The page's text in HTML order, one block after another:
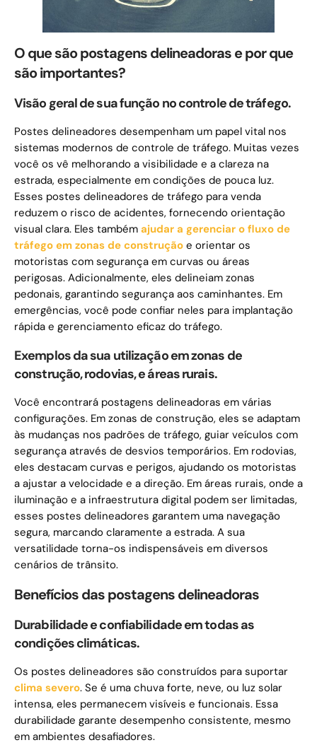
O que são postagens delineadoras e por que
são importantes?
Visão geral de sua função no controle de tráfego.
Postes delineadores desempenham um papel vital nos
sistemas modernos de controle de tráfego. Muitas vezes
você os vê melhorando a visibilidade e a clareza na
estrada, especialmente em condições de pouca luz.
Esses postes delineadores de tráfego para venda
reduzem o risco de acidentes, fornecendo orientação
visual clara. Eles também ajudar a gerenciar o fluxo de
tráfego em zonas de construção e orientar os
motoristas com segurança em curvas ou áreas
perigosas. Adicionalmente, eles delineiam zonas
pedonais, garantindo segurança aos caminhantes. Em
emergências, você pode confiar neles para implantação
rápida e gerenciamento eficaz do tráfego.
Exemplos da sua utilização em zonas de
construção, rodovias, e áreas rurais.
Você encontrará postagens delineadoras em várias
configurações. Em zonas de construção, eles se adaptam
às mudanças nos padrões de tráfego, guiar veículos com
segurança através de desvios temporários. Em rodovias,
eles destacam curvas e perigos, ajudando os motoristas
a ajustar a velocidade e a direção. Em áreas rurais, onde a
iluminação e a infraestrutura digital podem ser limitadas,
esses postes delineadores garantem uma navegação
segura, marcando claramente a estrada. A sua
versatilidade torna-os indispensáveis ​​em diversos
cenários de trânsito.
Benefícios das postagens delineadoras
Durabilidade e confiabilidade em todas as
condições climáticas.
Os postes delineadores são construídos para suportar
clima severo. Se é uma chuva forte, neve, ou luz solar
intensa, eles permanecem visíveis e funcionais. Essa
durabilidade garante desempenho consistente, mesmo
em ambientes desafiadores.